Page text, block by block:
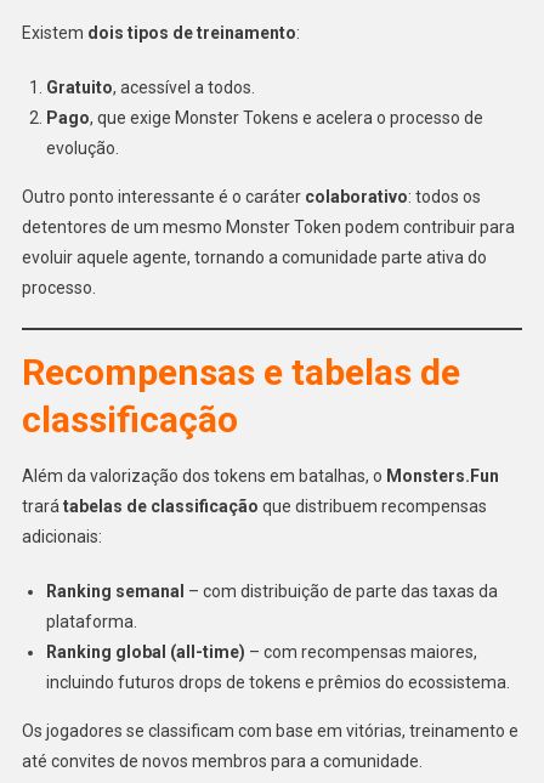
Existem dois tipos de treinamento:
Gratuito, acessível a todos.
Pago, que exige Monster Tokens e acelera o processo de
evolução.
Outro ponto interessante é o caráter colaborativo: todos os
detentores de um mesmo Monster Token podem contribuir para
evoluir aquele agente, tornando a comunidade parte ativa do
processo.
Recompensas e tabelas de
classificação
Além da valorização dos tokens em batalhas, o Monsters.Fun
trarátabelas de classificação que distribuem recompensas
adicionais:
Ranking semanal – com distribuição de parte das taxas da
plataforma.
Ranking global (all-time) – com recompensas maiores,
incluindo futuros drops de tokens e prêmios do ecossistema.
Os jogadores se classificam com base em vitórias, treinamento e
até convites de novos membros para a comunidade.